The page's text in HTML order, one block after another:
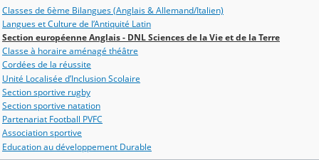
Classes de 6ème Bilangues (Anglais & Allemand/Italien)
Langues et Culture de l’Antiquité Latin
Section européenne Anglais - DNL Sciences de la Vie et de la Terre
Classe à horaire aménagé théâtre
Cordées de la réussite
Unité Localisée d’Inclusion Scolaire
Section sportive rugby
Section sportive natation
Partenariat Football PVFC
Association sportive
Education au développement Durable